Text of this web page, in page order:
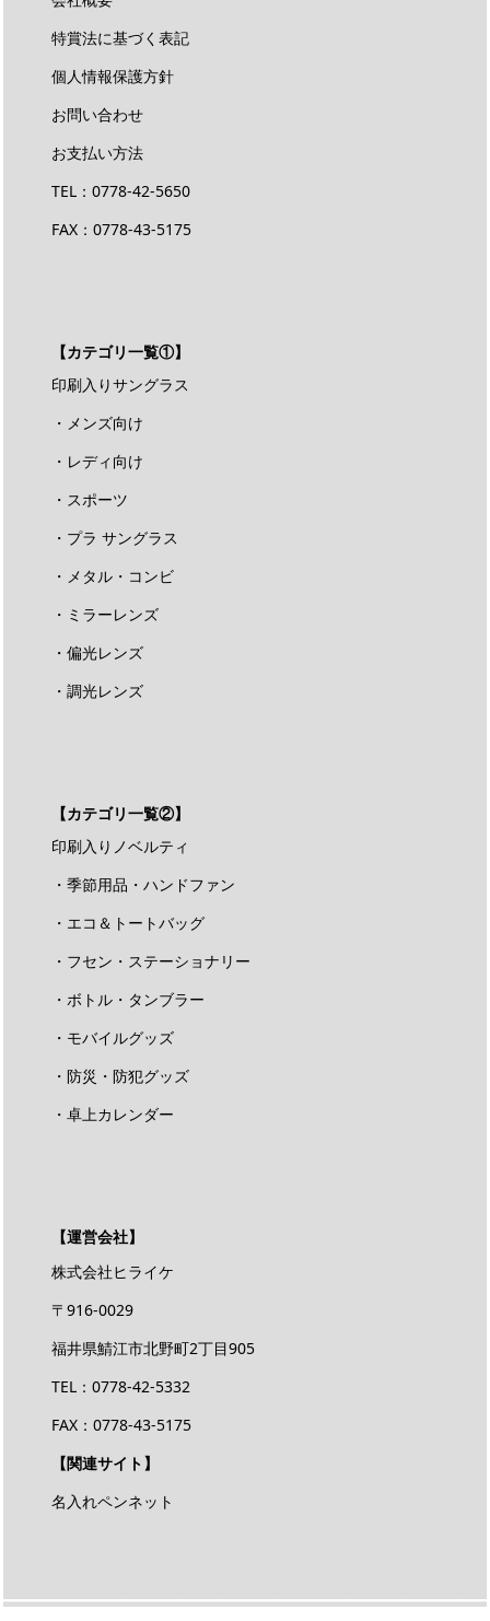
特賞法に基づく表記
個人情報保護方針
お問い合わせ
お支払い方法
TEL：0778-42-5650
FAX：0778-43-5175
【カテゴリ一覧①】
印刷入りサングラス
・メンズ向け
・レディ向け
・スポーツ
・プラ サングラス
・メタル・コンビ
・ミラーレンズ
・偏光レンズ
・調光レンズ
【カテゴリ一覧②】
印刷入りノベルティ
・季節用品・ハンドファン
・エコ＆トートバッグ
・フセン・ステーショナリー
・ボトル・タンブラー
・モバイルグッズ
・防災・防犯グッズ
・卓上カレンダー
【運営会社】
株式会社ヒライケ
〒916-0029
福井県鯖江市北野町2丁目905
TEL：0778-42-5332
FAX：0778-43-5175
【関連サイト】
名入れペンネット